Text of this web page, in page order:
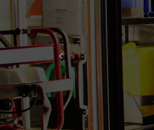
Previous